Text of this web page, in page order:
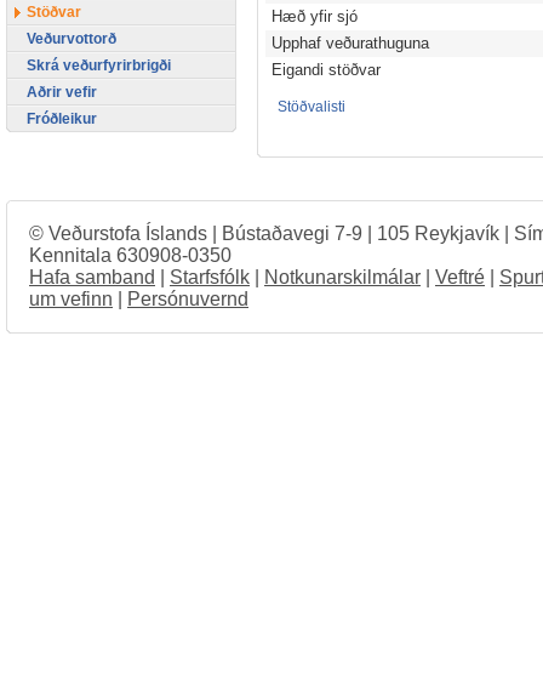
Hæð yfir sjó
Upphaf veðurathuguna
Eigandi stöðvar
Stöðvalisti
Stöðvar
Veðurvottorð
Skrá veðurfyrirbrigði
Aðrir vefir
Fróðleikur
© Veðurstofa Íslands | Bústaðavegi 7-9 | 105 Reykjavík |
Kennitala 630908-0350
Hafa samband
Starfsfólk Notkunarskilmálar Veftré
um vefinn
Persónuvernd